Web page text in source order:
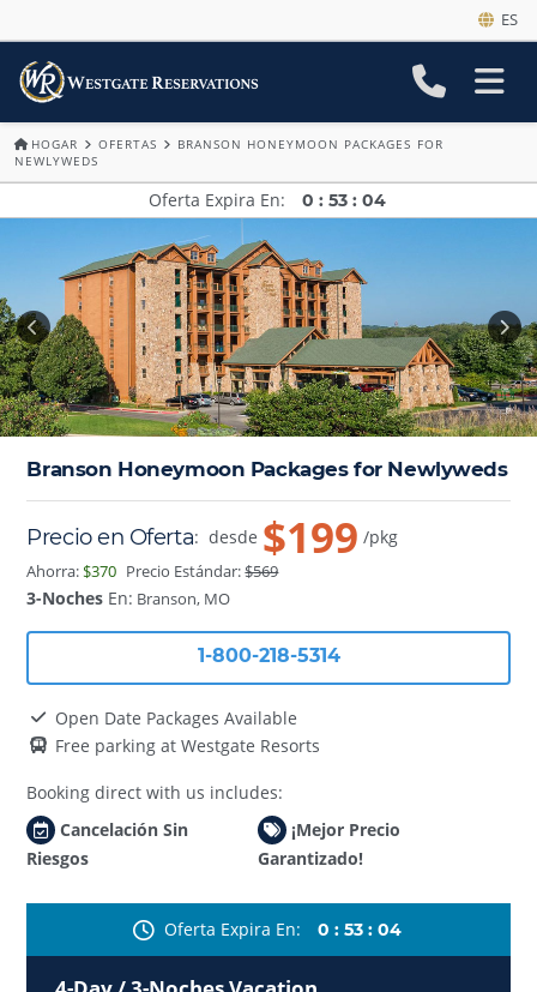
ES
HOGAR OFERTAS
BRANSON HONEYMOON PACKAGES FOR
NEWLYWEDS
Oferta Expira En 0 : 53 : 02
Branson Honeymoon Packages for Newlyweds
Precio en Oferta:desde $199 /pkg
Ahorra:$370 Precio Estándar:$569
3-Noches En: Branson, MO
1-800-218-5314
Open Date Packages Available
Free parking at Westgate Resorts
Booking direct with us includes:
Cancelación Sin
Riesgos
¡Mejor Precio
Garantizado!
Oferta Expira En 0 : 53 : 02